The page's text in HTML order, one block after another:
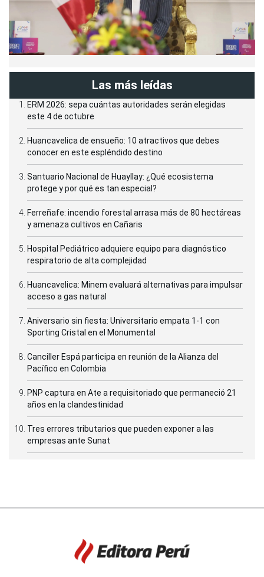
Las más leídas
ERM 2026: sepa cuántas autoridades serán elegidas
este 4 de octubre
Huancavelica de ensueño: 10 atractivos que debes
conocer en este espléndido destino
Santuario Nacional de Huayllay: ¿Qué ecosistema
protege y por qué es tan especial?
Ferreñafe: incendio forestal arrasa más de 80 hectáreas
y amenaza cultivos en Cañaris
Hospital Pediátrico adquiere equipo para diagnóstico
respiratorio de alta complejidad
Huancavelica: Minem evaluará alternativas para impulsar
acceso a gas natural
Aniversario sin fiesta: Universitario empata 1-1 con
Sporting Cristal en el Monumental
Canciller Espá participa en reunión de la Alianza del
Pacífico en Colombia
PNP captura en Ate a requisitoriado que permaneció 21
años en la clandestinidad
Tres errores tributarios que pueden exponer a las
empresas ante Sunat